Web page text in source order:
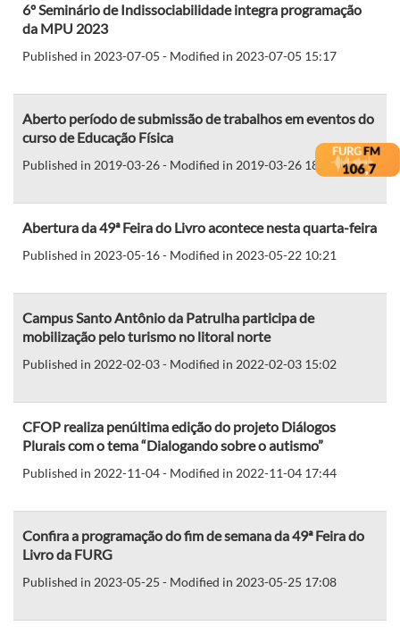
6º Seminário de Indissociabilidade integra programação
da MPU 2023
Published in 2023-07-05 - Modified in 2023-07-05 15:17
Aberto período de submissão de trabalhos em eventos do
curso de Educação Física
Published in 2019-03-26 - Modified in 2019-03-26 18:18
Abertura da 49ª Feira do Livro acontece nesta quarta-feira
Published in 2023-05-16 - Modified in 2023-05-22 10:21
Campus Santo Antônio da Patrulha participa de
mobilização pelo turismo no litoral norte
Published in 2022-02-03 - Modified in 2022-02-03 15:02
CFOP realiza penúltima edição do projeto Diálogos
Plurais com o tema “Dialogando sobre o autismo”
Published in 2022-11-04 - Modified in 2022-11-04 17:44
Confira a programação do fim de semana da 49ª Feira do
Livro da FURG
Published in 2023-05-25 - Modified in 2023-05-25 17:08